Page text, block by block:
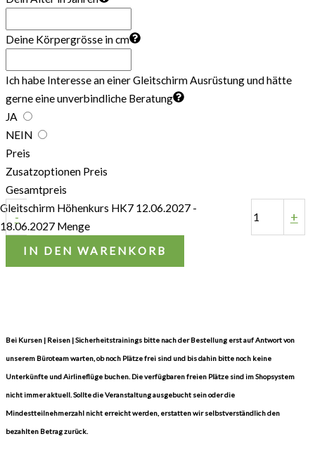
Deine Körpergrösse in cm
Ich habe Interesse an einer Gleitschirm Ausrüstung und hätte
gerne eine unverbindliche Beratung
JA
NEIN
Preis
Zusatzoptionen Preis
Gesamtpreis
-
Gleitschirm Höhenkurs HK7 12.06.2027 -
18.06.2027 Menge
+
IN DEN WARENKORB
Bei Kursen | Reisen | Sicherheitstrainings bitte nach der Bestellung erst auf Antwort von
unserem Büroteam warten, ob noch Plätze frei sind und bis dahin bitte noch keine
Unterkünfte und Airlineflüge buchen. Die verfügbaren freien Plätze sind im Shopsystem
nicht immer aktuell. Sollte die Veranstaltung ausgebucht sein oder die
Mindestteilnehmerzahl nicht erreicht werden, erstatten wir selbstverständlich den
bezahlten Betrag zurück.